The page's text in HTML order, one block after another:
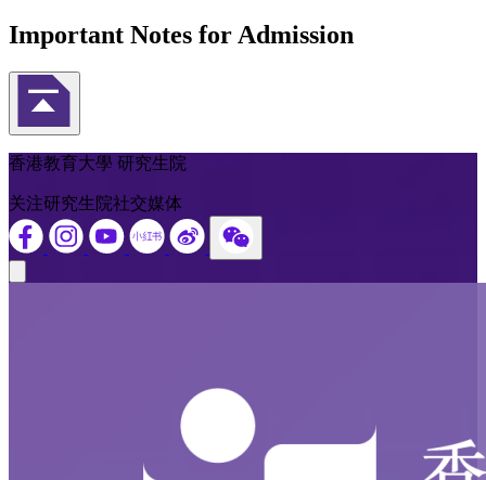
Important Notes for Admission
返回頁首
香港教育大學 研究生院
关注研究生院社交媒体
Close modal